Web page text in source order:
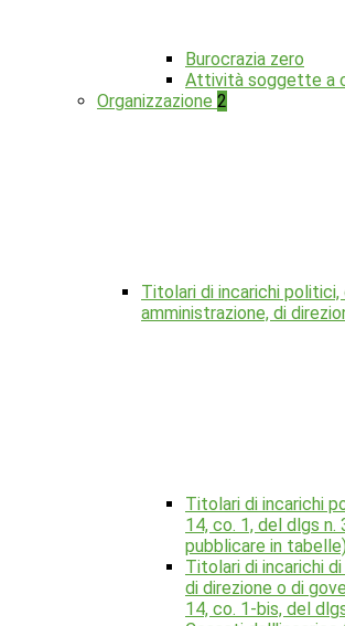
Burocrazia zero
Attività soggette a
Organizzazione 2
Titolari di incarichi politici,
amministrazione, di
Titolari di incarichi
14, co. 1, del dlgs
pubblicare in tabelle)
Titolari di incarichi
di direzione o di
14, co. 1-bis, del